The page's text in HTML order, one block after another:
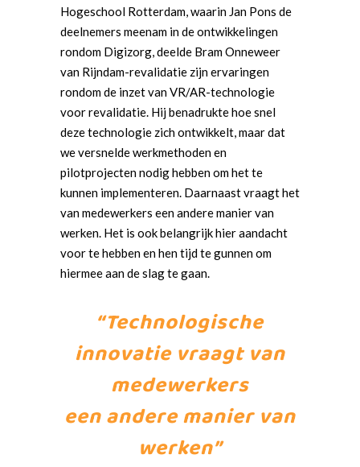
Hogeschool Rotterdam, waarin Jan Pons de
deelnemers meenam in de ontwikkelingen
rondom Digizorg, deelde Bram Onneweer
van Rijndam-revalidatie zijn ervaringen
rondom de inzet van VR/AR-technologie
voor revalidatie. Hij benadrukte hoe snel
deze technologie zich ontwikkelt, maar dat
we versnelde werkmethoden en
pilotprojecten nodig hebben om het te
kunnen implementeren. Daarnaast vraagt het
van medewerkers een andere manier van
werken. Het is ook belangrijk hier aandacht
voor te hebben en hen tijd te gunnen om
hiermee aan de slag te gaan.
“Technologische
innovatie vraagt van
medewerkers
een andere manier van
werken”